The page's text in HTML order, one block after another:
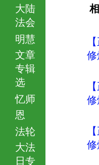
大陆
法会
明慧
文章
专辑
选
忆师
恩
法轮
大法
日专
修
修
修